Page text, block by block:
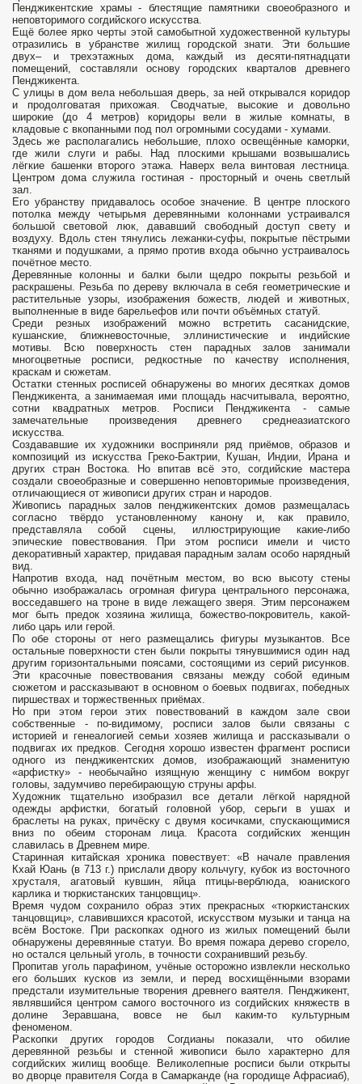
Пенджикентские храмы - блестящие памятники своеобразного и
неповторимого согдийского искусства.
Ещё более ярко черты этой самобытной художественной культуры
отразились в убранстве жилищ городской знати. Эти большие
двух– и трехэтажных дома, каждый из десяти-пятнадцати
помещений, составляли основу городских кварталов древнего
Пенджикента.
С улицы в дом вела небольшая дверь, за ней открывался коридор
и продолговатая прихожая. Сводчатые, высокие и довольно
широкие (до 4 метров) коридоры вели в жилые комнаты, в
кладовые с вкопанными под пол огромными сосудами - хумами.
Здесь же располагались небольшие, плохо освещённые каморки,
где жили слуги и рабы. Над плоскими крышами возвышались
лёгкие башенки второго этажа. Наверх вела винтовая лестница.
Центром дома служила гостиная - просторный и очень светлый
зал.
Его убранству придавалось особое значение. В центре плоского
потолка между четырьмя деревянными колоннами устраивался
большой световой люк, дававший свободный доступ свету и
воздуху. Вдоль стен тянулись лежанки-суфы, покрытые пёстрыми
тканями и подушками, а прямо против входа обычно устраивалось
почётное место.
Деревянные колонны и балки были щедро покрыты резьбой и
раскрашены. Резьба по дереву включала в себя геометрические и
растительные узоры, изображения божеств, людей и животных,
выполненные в виде барельефов или почти объёмных статуй.
Среди резных изображений можно встретить сасанидские,
кушанские, ближневосточные, эллинистические и индийские
мотивы. Всю поверхность стен парадных залов занимали
многоцветные росписи, редкостные по качеству исполнения,
краскам и сюжетам.
Остатки стенных росписей обнаружены во многих десятках домов
Пенджикента, а занимаемая ими площадь насчитывала, вероятно,
сотни квадратных метров. Росписи Пенджикента - самые
замечательные произведения древнего среднеазиатского
искусства.
Создававшие их художники восприняли ряд приёмов, образов и
композиций из искусства Греко-Бактрии, Кушан, Индии, Ирана и
других стран Востока. Но впитав всё это, согдийские мастера
создали своеобразные и совершенно неповторимые произведения,
отличающиеся от живописи других стран и народов.
Живопись парадных залов пенджикентских домов размещалась
согласно твёрдо установленному канону и, как правило,
представляла собой сцены, иллюстрирующие какие-либо
эпические повествования. При этом росписи имели и чисто
декоративный характер, придавая парадным залам особо нарядный
вид.
Напротив входа, над почётным местом, во всю высоту стены
обычно изображалась огромная фигура центрального персонажа,
восседавшего на троне в виде лежащего зверя. Этим персонажем
мог быть предок хозяина жилища, божество-покровитель, какой-
либо царь или герой.
По обе стороны от него размещались фигуры музыкантов. Все
остальные поверхности стен были покрыты тянувшимися один над
другим горизонтальными поясами, состоящими из серий рисунков.
Эти красочные повествования связаны между собой единым
сюжетом и рассказывают в основном о боевых подвигах, победных
пиршествах и торжественных приёмах.
Но при этом герои этих повествований в каждом зале свои
собственные - по-видимому, росписи залов были связаны с
историей и генеалогией семьи хозяев жилища и рассказывали о
подвигах их предков. Сегодня хорошо известен фрагмент росписи
одного из пенджикентских домов, изображающий знаменитую
«арфистку» - необычайно изящную женщину с нимбом вокруг
головы, задумчиво перебирающую струны арфы.
Художник тщательно изобразил все детали лёгкой нарядной
одежды арфистки, богатый головной убор, серьги в ушах и
браслеты на руках, причёску с двумя косичками, спускающимися
вниз по обеим сторонам лица. Красота согдийских женщин
славилась в Древнем мире.
Старинная китайская хроника повествует: «В начале правления
Кхай Юань (в 713 г.) прислали двору кольчугу, кубок из восточного
хрусталя, агатовый кувшин, яйца птицы-верблюда, юаниского
карлика и тюркистанских танцовщиц».
Время чудом сохранило образ этих прекрасных «тюркистанских
танцовщиц», славившихся красотой, искусством музыки и танца на
всём Востоке. При раскопках одного из жилых помещений были
обнаружены деревянные статуи. Во время пожара дерево сгорело,
но остался цельный уголь, в точности сохранивший резьбу.
Пропитав уголь парафином, учёные осторожно извлекли несколько
его больших кусков из земли, и перед восхищёнными взорами
предстали изумительные творения древнего ваятеля. Пенджикент,
являвшийся центром самого восточного из согдийских княжеств в
долине Зеравшана, вовсе не был каким-то культурным
феноменом.
Раскопки других городов Согдианы показали, что обилие
деревянной резьбы и стенной живописи было характерно для
согдийских жилищ вообще. Великолепные росписи были открыты
во дворце правителя Согда в Самарканде (на городище Афрасиаб),